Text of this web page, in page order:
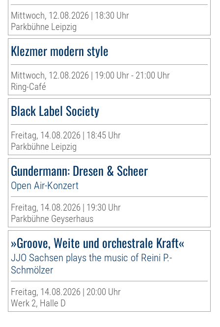
Mittwoch, 12.08.2026 | 18:30 Uhr
Parkbühne Leipzig
Klezmer modern style
Mittwoch, 12.08.2026 | 19:00 Uhr - 21:00 Uhr
Ring-Café
Black Label Society
Freitag, 14.08.2026 | 18:45 Uhr
Parkbühne Leipzig
Gundermann: Dresen & Scheer
Open Air-Konzert
Freitag, 14.08.2026 | 19:30 Uhr
Parkbühne Geyserhaus
»Groove, Weite und orchestrale Kraft«
JJO Sachsen plays the music of Reini P.-
Schmölzer
Freitag, 14.08.2026 | 20:00 Uhr
Werk 2, Halle D